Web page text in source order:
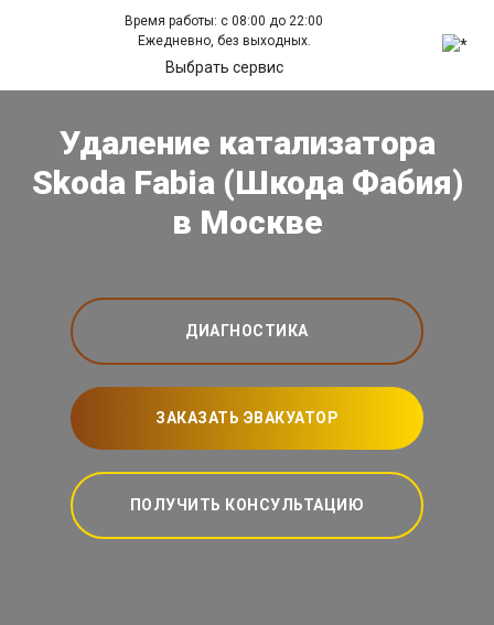
Время работы: с 08:00 до 22:00
Ежедневно, без выходных.
Выбрать сервис
Удаление катализатора
Skoda Fabia (Шкода Фабия)
в Москве
ДИАГНОСТИКА
ЗАКАЗАТЬ ЭВАКУАТОР
ПОЛУЧИТЬ КОНСУЛЬТАЦИЮ